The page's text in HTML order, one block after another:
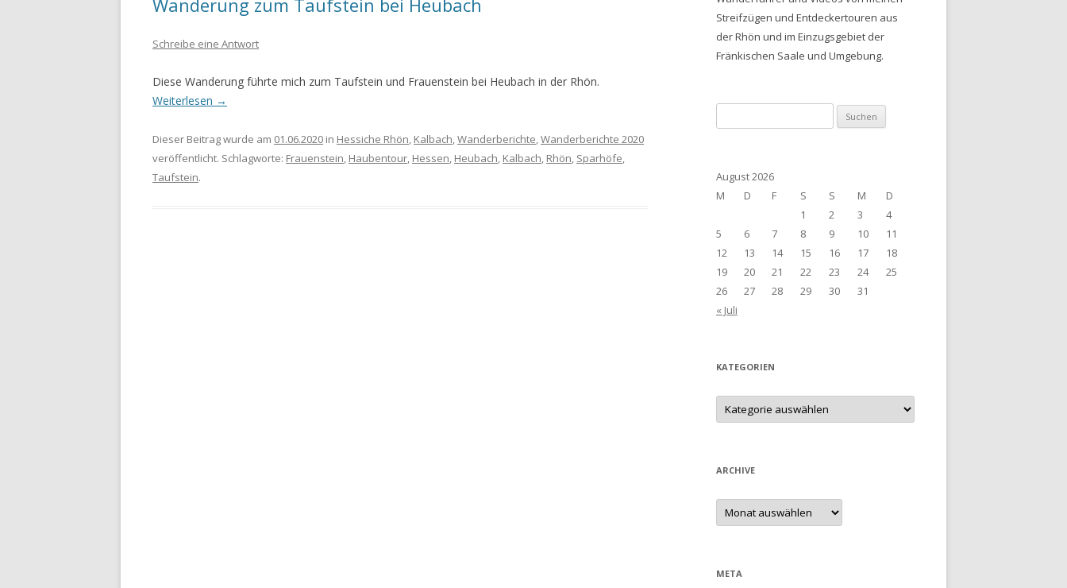
MEINE WANDERUNGEN 2021
KREUZBERG BIS HAMMELBURG
MAINTAL
Wanderung zum Taufstein bei Heubach
Schreibe eine Antwort
Diese Wanderung führte mich zum Taufstein und Frauenstein bei Heubach in der Rhön.
Weiterlesen →
Dieser Beitrag wurde am 01.06.2020 in Hessiche Rhön, Kalbach,Wanderberichte,Wanderberichte 2020
veröffentlicht. Schlagworte: Frauenstein, Haubentour, Hessen, Heubach, Kalbach, Rhön, Sparhöfe,
Taufstein.
Streifzügen und Entdeckertouren aus
der Rhön und im Einzugsgebiet der
Fränkischen Saale und Umgebung.
nach:
August 2026
M
D F S S M
D
1
2 3
4
5
6 7 8 9 10
11
12
13 14 15 16 17
18
19
20 21 22 23 24
25
26
27 28 29 30
31
« Juli
KATEGORIEN
Kategorien
ARCHIVE
Archive
META